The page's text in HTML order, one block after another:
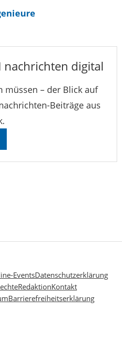
nachrichten digital
müssen – der Blick auf
Beiträge aus
EventsDatenschutzerklärung
RedaktionKontakt
Barrierefreiheitserklärung